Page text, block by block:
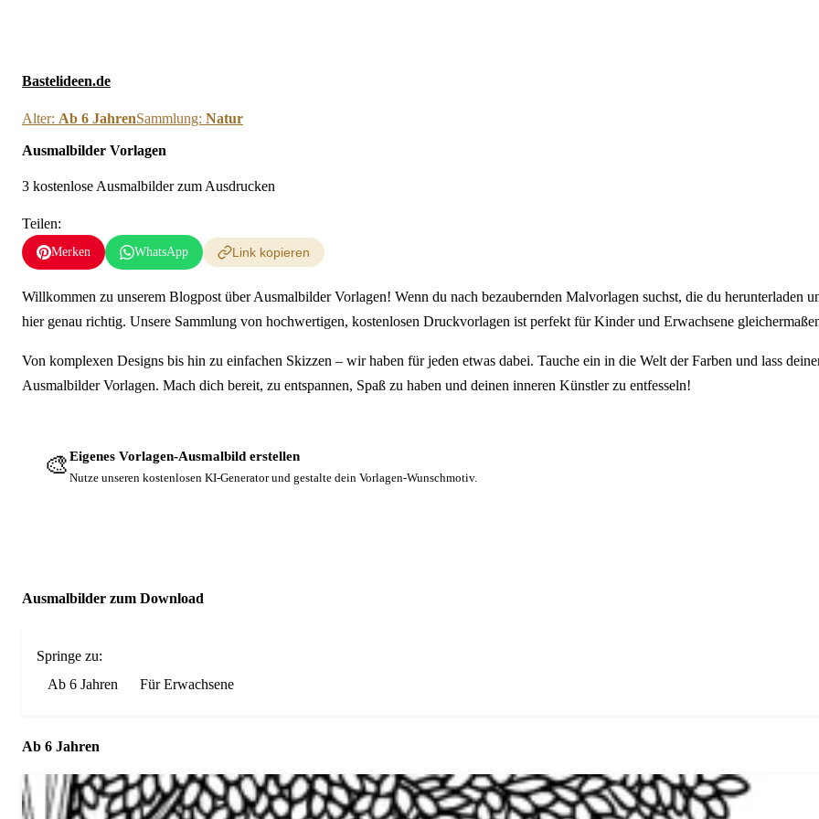
Bastelideen.de
Alter: Ab 6 JahrenSammlung: Natur
Ausmalbilder Vorlagen
3 kostenlose Ausmalbilder zum Ausdrucken
Teilen:
Merken WhatsApp Link kopieren
Willkommen zu unserem Blogpost über Ausmalbilder Vorlagen! Wenn du nach bezaubernden Malvorlagen suchst, die du herunterladen
hier genau richtig. Unsere Sammlung von hochwertigen, kostenlosen Druckvorlagen ist perfekt für Kinder und Erwachsene
Von komplexen Designs bis hin zu einfachen Skizzen – wir haben für jeden etwas dabei. Tauche ein in die Welt der Farben und lass
Ausmalbilder Vorlagen. Mach dich bereit, zu entspannen, Spaß zu haben und deinen inneren Künstler zu entfesseln!
🎨Eigenes Vorlagen-Ausmalbild erstellen
Nutze unseren kostenlosen KI-Generator und gestalte dein Vorlagen-Wunschmotiv.
Ausmalbilder zum Download
Springe zu:
Ab 6 Jahren
Für Erwachsene
Ab 6 Jahren